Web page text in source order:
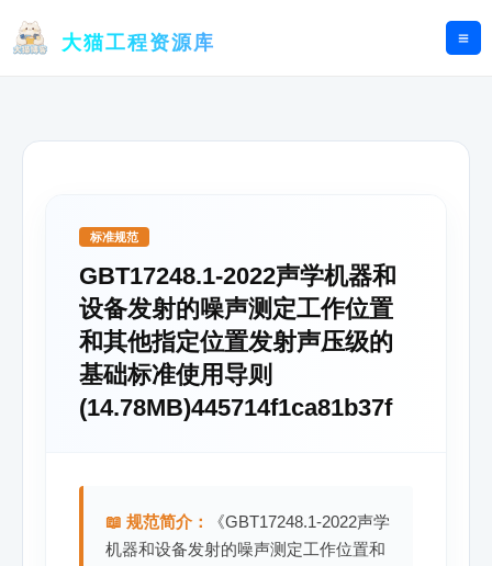
大猫工程资源库
标准规范
GBT17248.1-2022声学机器和
设备发射的噪声测定工作位置
和其他指定位置发射声压级的
基础标准使用导则
(14.78MB)445714f1ca81b37f
📖 规范简介：
《GBT17248.1-2022声学
机器和设备发射的噪声测定工作位置和